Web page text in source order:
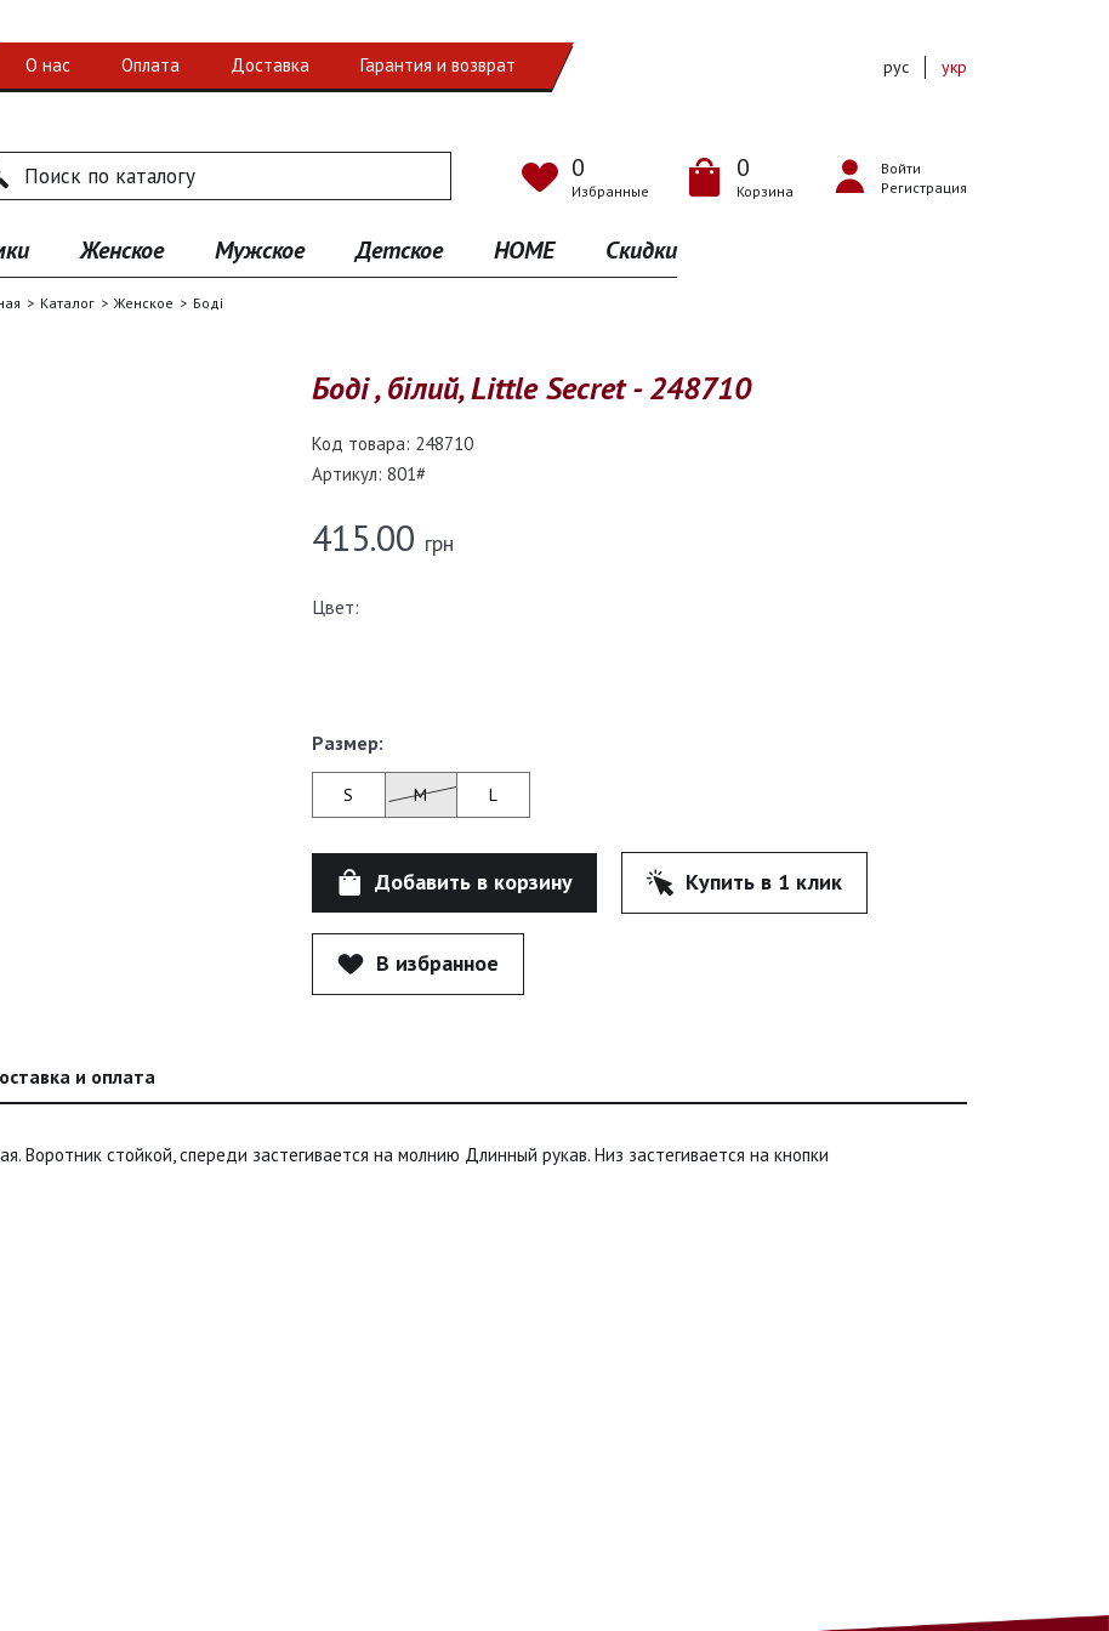
О нас Оплата Доставка Гарантия и возврат
по каталогу 0
Избранные
0
Корзина
Войти
Регистрация
рус укр
Женское Мужское Детское HOME Скидки
Каталог Женское Боді
Боді , білий, Little Secret - 248710
Код товара: 248710
Артикул: 801#
415.00 грн
Цвет:
Размер:
S M L
Добавить в корзину Купить в 1 клик
В избранное
и оплата
Воротник стойкой, спереди застегивается на молнию Длинный рукав. Низ застегивается на кнопки